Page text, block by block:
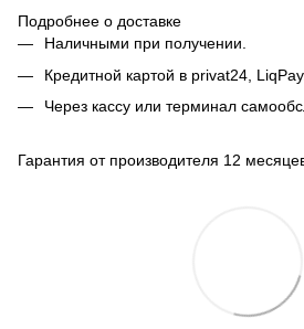
Подробнее о доставке
Наличными при получении.
Кредитной картой в privat24, LiqPay.
Через кассу или терминал
Гарантия от производителя 12